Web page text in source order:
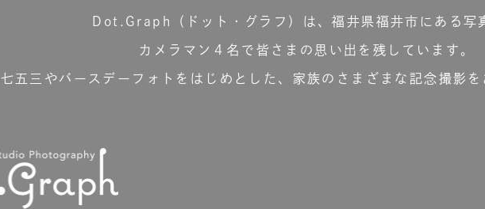
Dot.Graph（ドット・グラフ）は、福井県福井市にある写
カメラマン４名で皆さまの思い出を残しています。
七五三やバースデーフォトをはじめとした、家族のさまざまな記念撮影を